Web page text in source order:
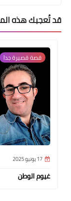
قد تُعجبك هذه
قصة قصيرة جدا
17 يونيو 2025
غيوم الوطن